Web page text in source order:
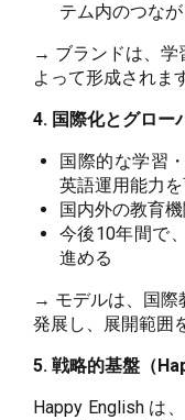
テム内のつな
→ ブランドは、学
よって形成されま
4. 国際化とグロー
国際的な学習
英語運用能力
国内外の教育
今後10年間で
進める
→ モデルは、国際
発展し、展開範囲
5. 戦略的基盤（
Happy English は